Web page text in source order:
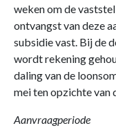
weken om de
ontvangst van deze
subsidie vast. Bij de
wordt rekening
daling van de
mei ten opzichte van
Aanvraagperiode